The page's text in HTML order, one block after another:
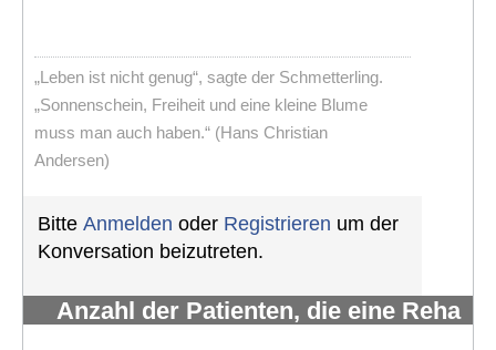
„Leben ist nicht genug“, sagte der Schmetterling.
„Sonnenschein, Freiheit und eine kleine Blume
muss man auch haben.“ (Hans Christian
Andersen)
Bitte Anmelden oder Registrieren um der
Konversation beizutreten.
Anzahl der Patienten, die eine Reha